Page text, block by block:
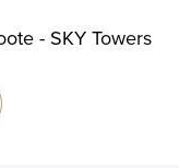
- SKY Towers